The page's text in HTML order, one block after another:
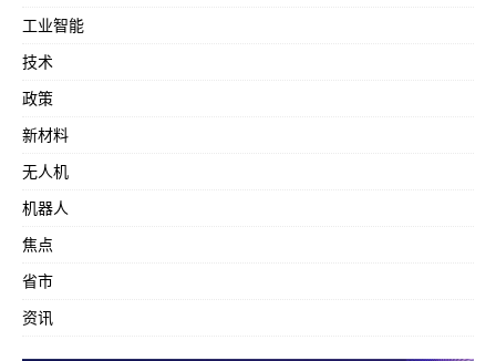
工业智能
技术
政策
新材料
无人机
机器人
焦点
省市
资讯